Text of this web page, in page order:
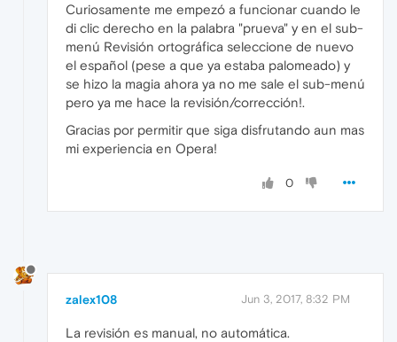
Curiosamente me empezó a funcionar cuando le
di clic derecho en la palabra "prueva" y en el sub-
menú Revisión ortográfica seleccione de nuevo
el español (pese a que ya estaba palomeado) y
se hizo la magia ahora ya no me sale el sub-menú
pero ya me hace la revisión/corrección!.
Gracias por permitir que siga disfrutando aun mas
mi experiencia en Opera!
0
zalex108 Jun 3, 2017, 8:32 PM
La revisión es manual, no automática.